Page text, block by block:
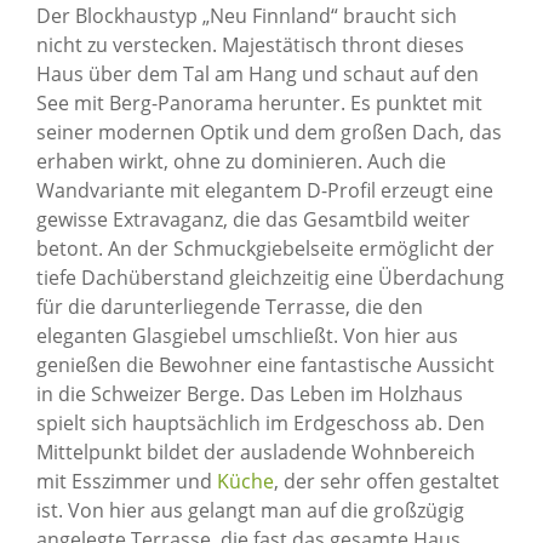
Der Blockhaustyp „Neu Finnland“ braucht sich
nicht zu verstecken. Majestätisch thront dieses
Haus über dem Tal am Hang und schaut auf den
See mit Berg-Panorama herunter. Es punktet mit
seiner modernen Optik und dem großen Dach, das
erhaben wirkt, ohne zu dominieren. Auch die
Wandvariante mit elegantem D-Profil erzeugt eine
gewisse Extravaganz, die das Gesamtbild weiter
betont. An der Schmuckgiebelseite ermöglicht der
tiefe Dachüberstand gleichzeitig eine Überdachung
für die darunterliegende Terrasse, die den
eleganten Glasgiebel umschließt. Von hier aus
genießen die Bewohner eine fantastische Aussicht
in die Schweizer Berge. Das Leben im Holzhaus
spielt sich hauptsächlich im Erdgeschoss ab. Den
Mittelpunkt bildet der ausladende Wohnbereich
mit Esszimmer und Küche, der sehr offen gestaltet
ist. Von hier aus gelangt man auf die großzügig